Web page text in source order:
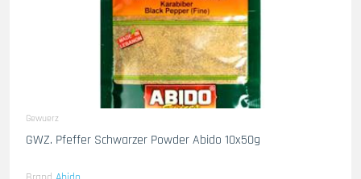
Gewuerz
GWZ. Pfeffer Schwarzer Powder Abido 10x50g